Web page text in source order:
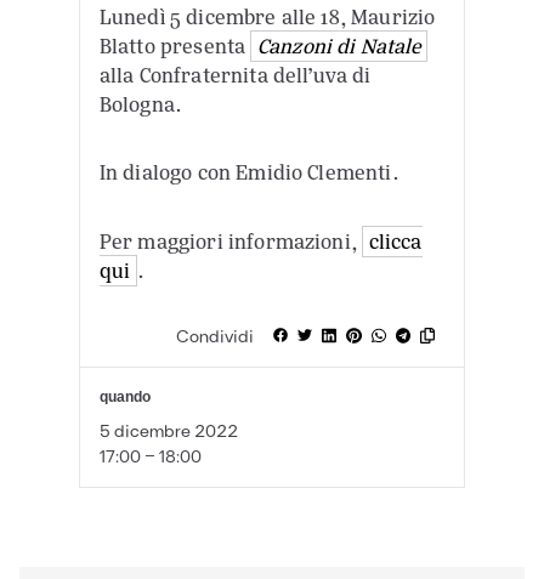
Lunedì 5 dicembre alle 18, Maurizio
Blatto presenta Canzoni di Natale
alla Confraternita dell’uva di
Bologna.
In dialogo con Emidio Clementi.
Per maggiori informazioni, clicca
qui .
Condividi
quando
5 dicembre 2022
17:00 - 18:00